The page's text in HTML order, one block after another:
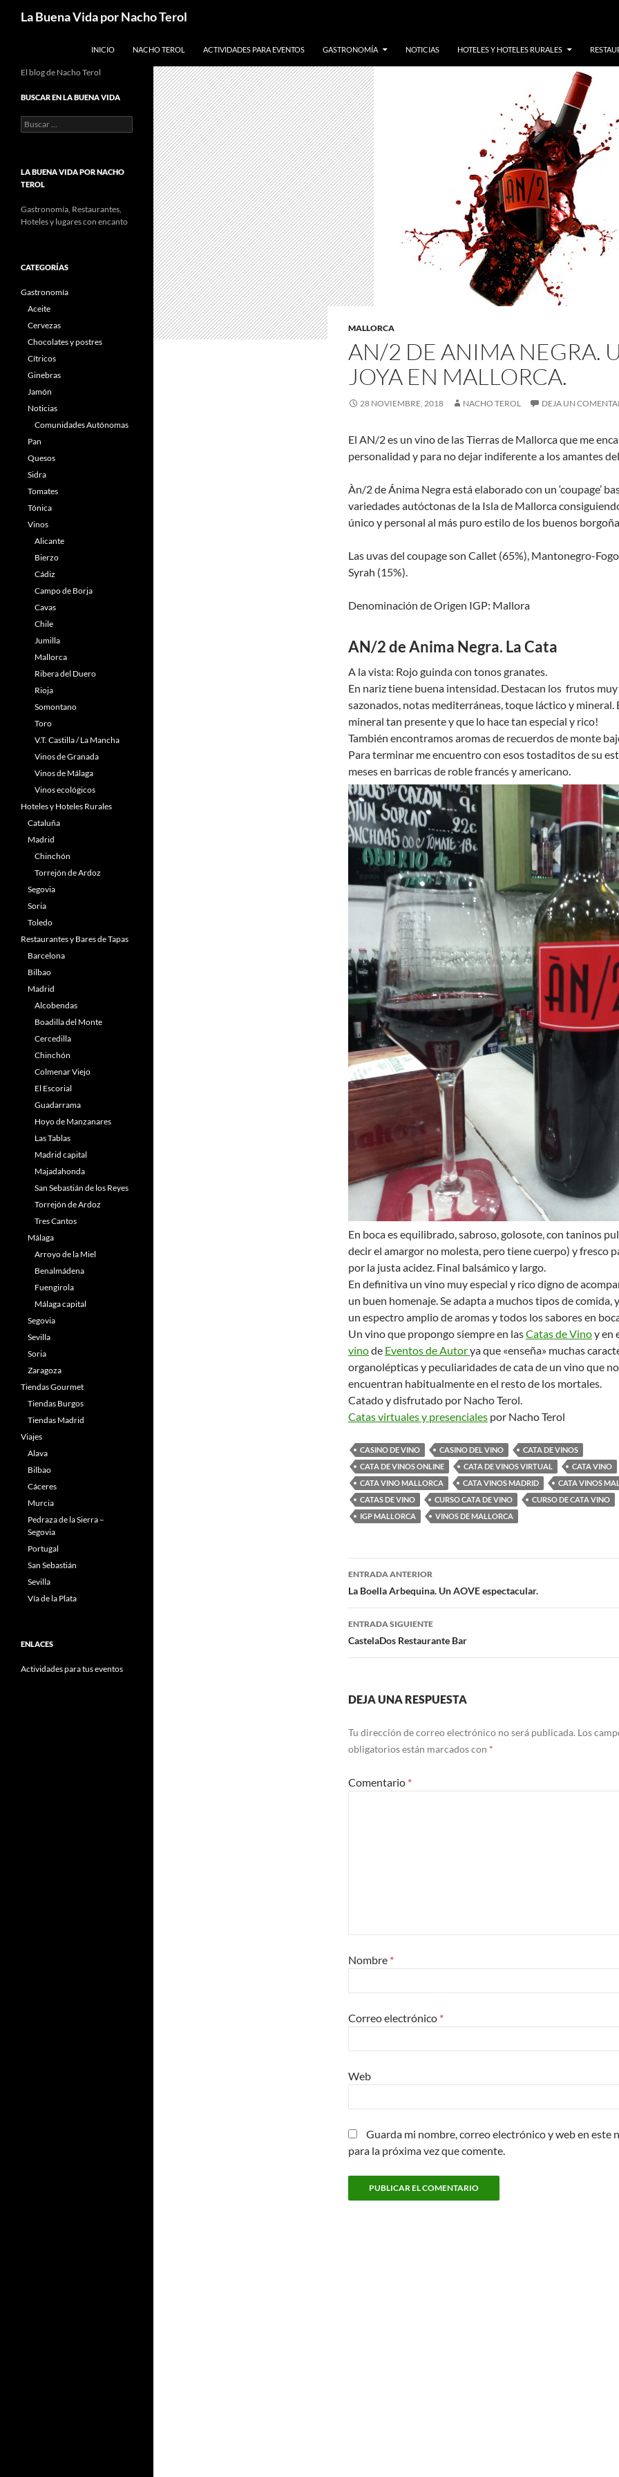
La Buena Vida por Nacho Terol
INICIO NACHO TEROL ACTIVIDADES PARA EVENTOS GASTRONOMÍA NOTICIAS HOTELES Y HOTELES RURALES
MALLORCA
AN/2 DE ANIMA NEGRA.
JOYA EN MALLORCA.
28 NOVIEMBRE, 2018 NACHO TEROL DEJA UN
El AN/2 es un vino de las Tierras de Mallorca que me
personalidad y para no dejar indiferente a los amantes
Àn/2 de Ánima Negra está elaborado con un ‘coupage’
variedades autóctonas de la Isla de Mallorca
único y personal al más puro estilo de los buenos
Las uvas del coupage son Callet (65%), Mantonegro-
Syrah (15%).
Denominación de Origen IGP: Mallora
AN/2 de Anima Negra. La Cata
A la vista: Rojo guinda con tonos granates.
En nariz tiene buena intensidad. Destacan los frutos
sazonados, notas mediterráneas, toque láctico y mineral.
mineral tan presente y que lo hace tan especial y rico!
También encontramos aromas de recuerdos de monte
Para terminar me encuentro con esos tostaditos de su
meses en barricas de roble francés y americano.
En boca es equilibrado, sabroso, golosote, con taninos
decir el amargor no molesta, pero tiene cuerpo) y fresco
por la justa acidez. Final balsámico y largo.
En definitiva un vino muy especial y rico digno de
un buen homenaje. Se adapta a muchos tipos de comida,
un espectro amplio de aromas y todos los sabores en
Un vino que propongo siempre en lasCatas de Vinoy en
vinode Eventos de Autorya que «enseña» muchas
organolépticas y peculiaridades de cata de un vino que
encuentran habitualmente en el resto de los mortales.
Catado y disfrutado por Nacho Terol.
Catas virtuales y presenciales por Nacho Terol
CASINO DE VINO CASINO DEL VINO
CATA DE VINOS
CATA DE VINOS ONLINE
CATA DE VINOS VIRTUAL
CATA VINO
CATA VINO MALLORCA
CATA VINOS MADRID
CATA VINOS
CATAS DE VINO
CURSO CATA DE VINO
CURSO DE CATA VINO
IGP MALLORCA
VINOS DE MALLORCA
Navegación
de
entradas
ENTRADA ANTERIOR
La Boella Arbequina. Un AOVE espectacular.
ENTRADA SIGUIENTE
CastelaDos Restaurante Bar
DEJA UNA RESPUESTA
Tu dirección de correo electrónico no será publicada. Los
obligatorios están marcados con *
Comentario *
Nombre *
Correo electrónico *
Web
Guarda mi nombre, correo electrónico y web en este
para la próxima vez que comente.
El blog de Nacho Terol
BUSCAR EN LA BUENA VIDA
Buscar:
LA BUENA VIDA POR NACHO
TEROL
Gastronomía, Restaurantes,
Hoteles y lugares con encanto
CATEGORÍAS
Gastronomía
Aceite
Cervezas
Chocolates y postres
Cítricos
Ginebras
Jamón
Noticias
Comunidades Autónomas
Pan
Quesos
Sidra
Tomates
Tónica
Vinos
Alicante
Bierzo
Cádiz
Campo de Borja
Cavas
Chile
Jumilla
Mallorca
Ribera del Duero
Rioja
Somontano
Toro
V.T. Castilla / La Mancha
Vinos de Granada
Vinos de Málaga
Vinos ecológicos
Hoteles y Hoteles Rurales
Cataluña
Madrid
Chinchón
Torrejón de Ardoz
Segovia
Soria
Toledo
Restaurantes y Bares de Tapas
Barcelona
Bilbao
Madrid
Alcobendas
Boadilla del Monte
Cercedilla
Chinchón
Colmenar Viejo
El Escorial
Guadarrama
Hoyo de Manzanares
Las Tablas
Madrid capital
Majadahonda
San Sebastián de los Reyes
Torrejón de Ardoz
Tres Cantos
Málaga
Arroyo de la Miel
Benalmádena
Fuengirola
Málaga capital
Segovia
Sevilla
Soria
Zaragoza
Tiendas Gourmet
Tiendas Burgos
Tiendas Madrid
Viajes
Alava
Bilbao
Cáceres
Murcia
Pedraza de la Sierra –
Segovia
Portugal
San Sebastián
Sevilla
Vía de la Plata
ENLACES
Actividades para tus eventos